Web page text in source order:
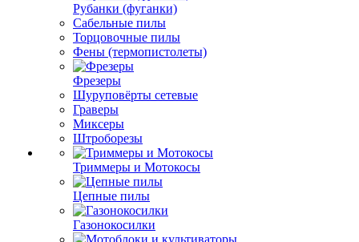
Рубанки (фуганки)
Сабельные пилы
Торцовочные пилы
Фены (термопистолеты)
Фрезеры
Шуруповёрты сетевые
Граверы
Миксеры
Штроборезы
Триммеры и Мотокосы
Цепные пилы
Газонокосилки